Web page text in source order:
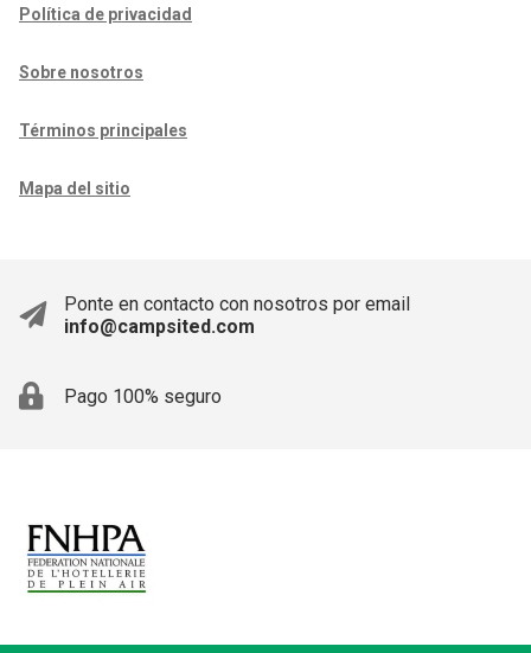
Política de privacidad
Sobre nosotros
Términos principales
Mapa del sitio
Ponte en contacto con nosotros por email
info@campsited.com
Pago 100% seguro